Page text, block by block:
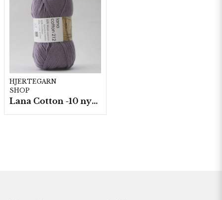
HJERTEGARN
SHOP
Lana Cotton -10 nystan á 50g./fp.